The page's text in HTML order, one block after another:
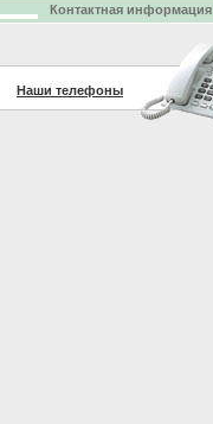
Контактная информация
Наши телефоны